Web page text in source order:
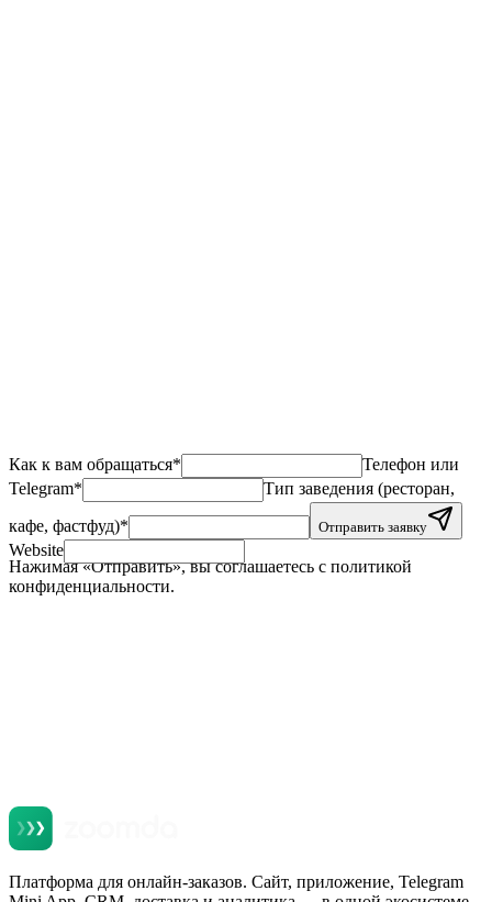
Как к вам обращаться*
Телефон или
Telegram*
Тип заведения (ресторан,
кафе, фастфуд)*
Website
Отправить заявку
Нажимая «Отправить», вы соглашаетесь с политикой
конфиденциальности.
Платформа для онлайн-заказов. Сайт, приложение, Telegram